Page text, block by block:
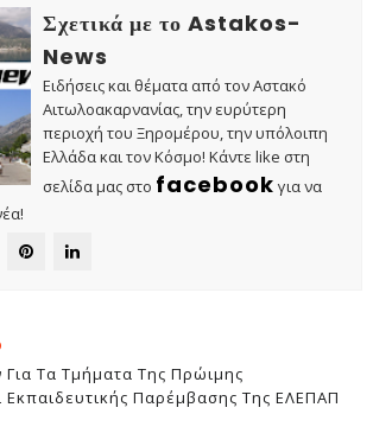
Σχετικά με το Astakos-
News
Ειδήσεις και θέματα από τον Αστακό
Αιτωλοακαρνανίας, την ευρύτερη
περιοχή του Ξηρομέρου, την υπόλοιπη
Ελλάδα και τον Κόσμο! Κάντε like στη
σελίδα μας στο facebook για να
Τα Τμήματα Της Πρώιμης
Εκπαιδευτικής Παρέμβασης Της ΕΛΕΠΑΠ